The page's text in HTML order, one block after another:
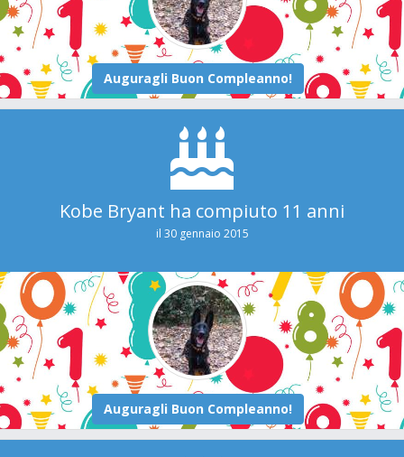
Kobe Bryant ha compiuto 11 anni
il 30 gennaio 2015